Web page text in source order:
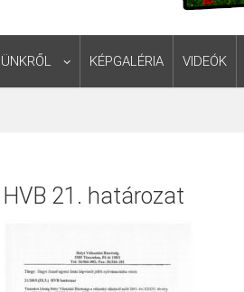
KÉPGALÉRIA VIDEÓK
HVB 21. határozat